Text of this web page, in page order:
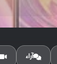
الرام / التخزين:
آراء